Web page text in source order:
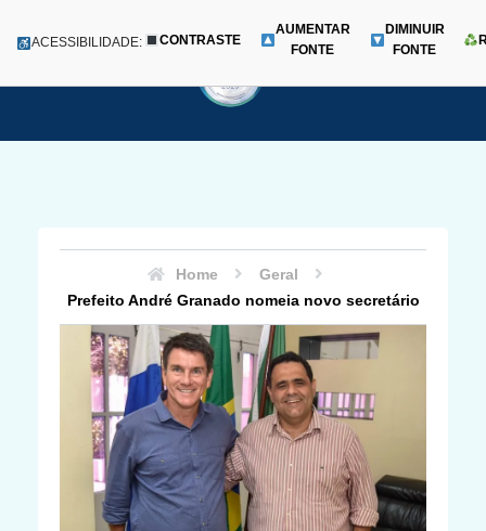
para
Menu
ACESSIBILIDADE: CONTRASTE
AUMENTAR
FONTE
DIMINUIR
FONTE
Home
Geral
Prefeito André Granado nomeia novo secretário